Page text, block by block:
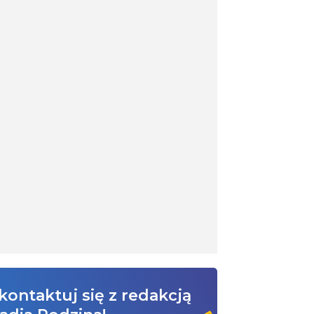
się z redakcją